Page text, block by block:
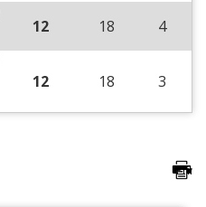
12 18 4
12 18 3